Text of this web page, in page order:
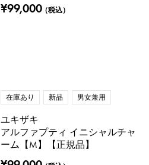
¥99,000（税込）
在庫あり 新品 男女兼用
ユキザキ
アルファプティ イニシャルチャ
ーム【M】【正規品】